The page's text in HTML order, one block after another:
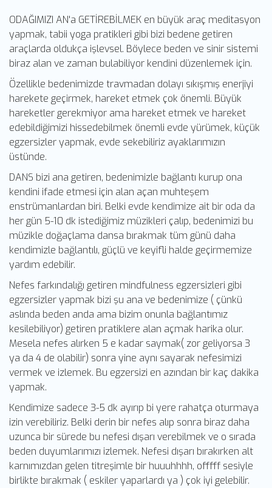
ODAĞIMIZI AN'a GETİREBİLMEK en büyük araç meditasyon
yapmak, tabii yoga pratikleri gibi bizi bedene getiren
araçlarda oldukça işlevsel. Böylece beden ve sinir sistemi
biraz alan ve zaman bulabiliyor kendini düzenlemek için.
Özellikle bedenimizde travmadan dolayı sıkışmış enerjiyi
harekete geçirmek, hareket etmek çok önemli. Büyük
hareketler gerekmiyor ama hareket etmek ve hareket
edebildiğimizi hissedebilmek önemli evde yürümek, küçük
egzersizler yapmak, evde sekebiliriz ayaklarımızın
üstünde.
DANS bizi ana getiren, bedenimizle bağlantı kurup ona
kendini ifade etmesi için alan açan muhteşem
enstrümanlardan biri. Belki evde kendimize ait bir oda da
her gün 5-10 dk istediğimiz müzikleri çalıp, bedenimizi bu
müzikle doğaçlama dansa bırakmak tüm günü daha
kendimizle bağlantılı, güçlü ve keyifli halde geçirmemize
yardım edebilir.
Nefes farkındalığı getiren mindfulness egzersizleri gibi
egzersizler yapmak bizi şu ana ve bedenimize ( çünkü
aslında beden anda ama bizim onunla bağlantımız
kesilebiliyor) getiren pratiklere alan açmak harika olur.
Mesela nefes alırken 5 e kadar saymak( zor geliyorsa 3
ya da 4 de olabilir) sonra yine aynı sayarak nefesimizi
vermek ve izlemek. Bu egzersizi en azından bir kaç dakika
yapmak.
Kendimize sadece 3-5 dk ayırıp bi yere rahatça oturmaya
izin verebiliriz. Belki derin bir nefes alıp sonra biraz daha
uzunca bir sürede bu nefesi dışarı verebilmek ve o sırada
beden duyumlarımızı izlemek. Nefesi dışarı bırakırken alt
karnımızdan gelen titreşimle bir huuuhhhh, offfff sesiyle
birlikte bırakmak ( eskiler yaparlardı ya ) çok iyi gelebilir.